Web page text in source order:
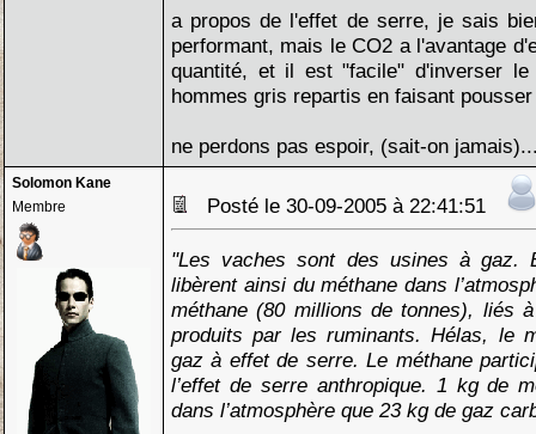
a propos de l'effet de serre, je sais
performant, mais le CO2 a l'avantage
quantité, et il est "facile" d'inverser
hommes gris repartis en faisant
ne perdons pas espoir, (sait-on
Solomon Kane
Membre
Posté le 30-09-2005 à 22:41:51
"Les vaches sont des usines à gaz.
libèrent ainsi du méthane dans
méthane (80 millions de tonnes), liés
produits par les ruminants. Hélas, le
gaz à effet de serre. Le méthane
l’effet de serre anthropique. 1 kg de
dans l’atmosphère que 23 kg de gaz